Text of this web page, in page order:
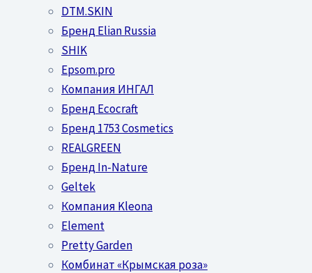
DTM.SKIN
Бренд Elian Russia
SHIK
Epsom.pro
Компания ИНГАЛ
Бренд Ecocraft
Бренд 1753 Cosmetics
REALGREEN
Бренд In-Nature
Geltek
Компания Kleona
Element
Pretty Garden
Комбинат «Крымская роза»